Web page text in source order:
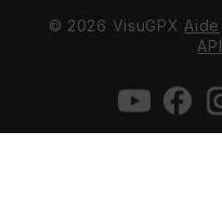
© 2026 VisuGPX Aide
API